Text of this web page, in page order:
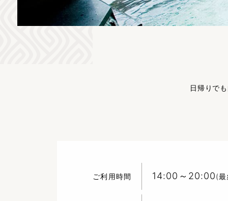
日帰りで
ご利用時間 14:00～20:00(